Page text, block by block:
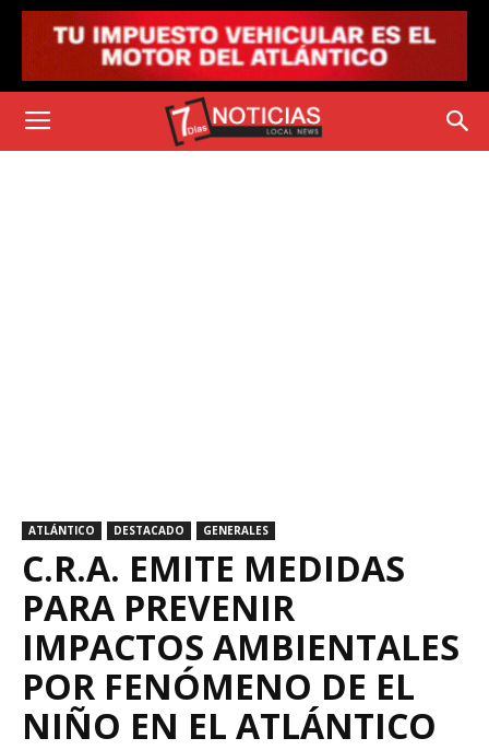
ATLÁNTICO DESTACADO GENERALES
C.R.A. EMITE MEDIDAS
PARA PREVENIR
IMPACTOS AMBIENTALES
POR FENÓMENO DE EL
NIÑO EN EL ATLÁNTICO